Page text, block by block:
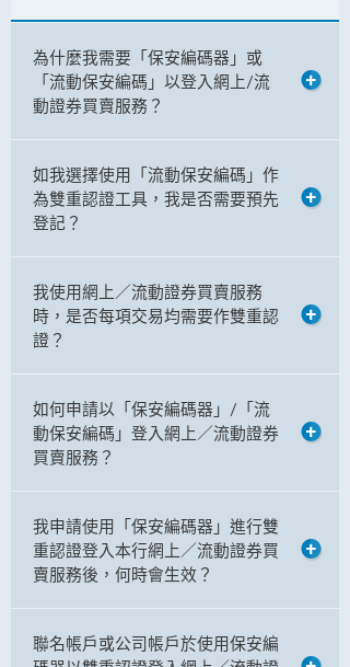
為什麼我需要「保安編碼器」或
「流動保安編碼」以登入網上/流
動證券買賣服務？
如我選擇使用「流動保安編碼」作
為雙重認證工具，我是否需要預先
登記？
我使用網上／流動證券買賣服務
時，是否每項交易均需要作雙重認
證？
如何申請以「保安編碼器」/「流
動保安編碼」登入網上／流動證券
買賣服務？
我申請使用「保安編碼器」進行雙
重認證登入本行網上／流動證券買
賣服務後，何時會生效？
聯名帳戶或公司帳戶於使用保安編